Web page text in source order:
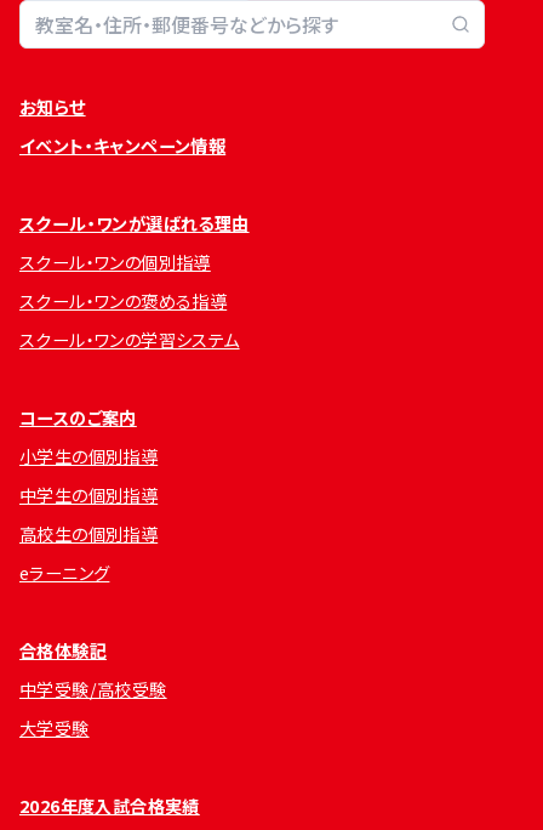
教室検索
お知らせ
イベント・キャンペーン情報
スクール・ワンが選ばれる理由
スクール・ワンの個別指導
スクール・ワンの褒める指導
スクール・ワンの学習システム
コースのご案内
小学生の個別指導
中学生の個別指導
高校生の個別指導
eラーニング
合格体験記
中学受験/高校受験
大学受験
2026年度入試合格実績